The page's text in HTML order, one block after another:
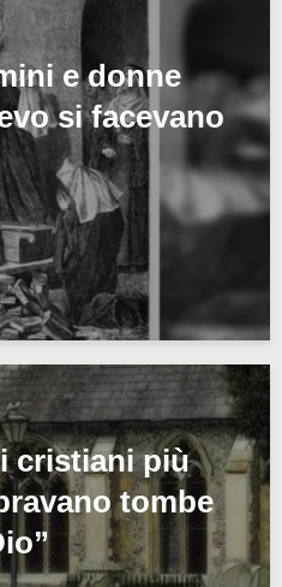
e donne
si facevano
cristiani più
tombe